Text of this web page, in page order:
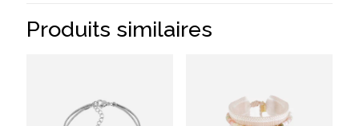
Produits similaires